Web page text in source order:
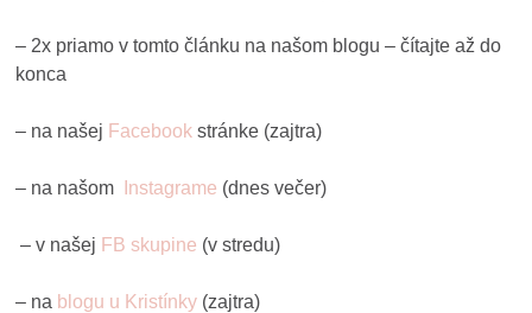
– 2x priamo v tomto článku na našom blogu – čítajte až do
konca
– na našej Facebook stránke (zajtra)
– na našom Instagrame (dnes večer)
– v našej FB skupine (v stredu)
– na blogu u Kristínky (zajtra)